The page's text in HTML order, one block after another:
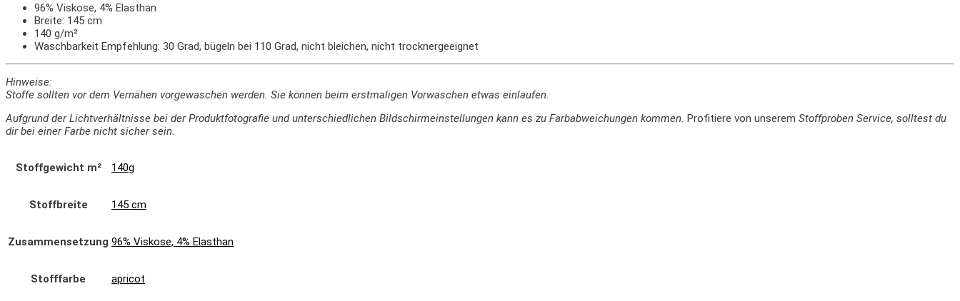
96% Viskose, 4% Elasthan
Breite: 145 cm
140 g/m²
Waschbarkeit Empfehlung: 30 Grad, bügeln bei 110 Grad, nicht bleichen, nicht trocknergeeignet
Hinweise:
Stoffe sollten vor dem Vernähen vorgewaschen werden. Sie können beim erstmaligen Vorwaschen etwas einlaufen.
Aufgrund der Lichtverhältnisse bei der Produktfotografie und unterschiedlichen Bildschirmeinstellungen kann es zu Farbabweichungen kommen. Profitiere von unserem Stoffproben Service, solltest du
dir bei einer Farbe nicht sicher sein.
Stoffgewicht m² 140g
Stoffbreite 145 cm
Zusammensetzung 96% Viskose, 4% Elasthan
Stofffarbe apricot